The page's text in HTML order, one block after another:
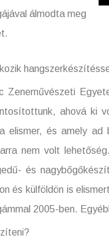
álmodta meg
ahová ki
elismer, és amely
nem volt
és
és külföldön is
2005-ben.